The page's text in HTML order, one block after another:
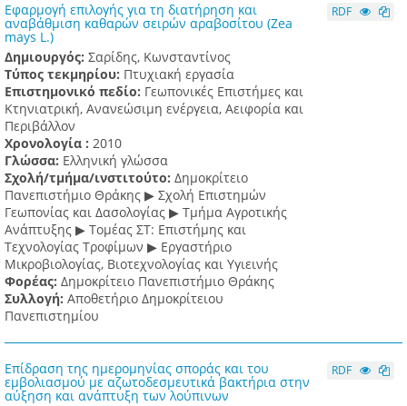
Εφαρμογή επιλογής για τη διατήρηση και
αναβάθμιση καθαρών σειρών αραβοσίτου (Zea
mays L.)
Δημιουργός: Σαρίδης, Κωνσταντίνος
Τύπος τεκμηρίου: Πτυχιακή εργασία
Επιστημονικό πεδίο: Γεωπονικές Επιστήμες και
Κτηνιατρική, Ανανεώσιμη ενέργεια, Αειφορία και
Περιβάλλον
Χρονολογία : 2010
Γλώσσα: Ελληνική γλώσσα
Σχολή/τμήμα/ινστιτούτο: Δημοκρίτειο
Πανεπιστήμιο Θράκης ▶ Σχολή Επιστημών
Γεωπονίας και Δασολογίας ▶ Τμήμα Αγροτικής
Ανάπτυξης ▶ Τομέας ΣΤ: Επιστήμης και
Τεχνολογίας Τροφίμων ▶ Εργαστήριο
Μικροβιολογίας, Βιοτεχνολογίας και Υγιεινής
Φορέας: Δημοκρίτειο Πανεπιστήμιο Θράκης
Συλλογή: Αποθετήριο Δημοκρίτειου
Πανεπιστημίου
RDF
Επίδραση της ημερομηνίας σποράς και του
εμβολιασμού με αζωτοδεσμευτικά βακτήρια στην
αύξηση και ανάπτυξη των λούπινων
RDF